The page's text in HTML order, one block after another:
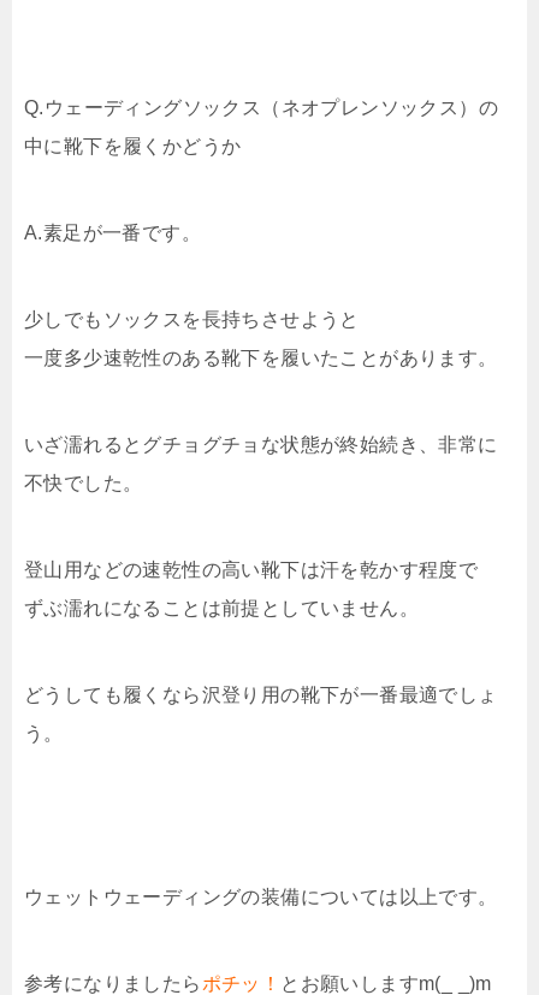
Q.ウェーディングソックス（ネオプレンソックス）の
中に靴下を履くかどうか
A.素足が一番です。
少しでもソックスを長持ちさせようと
一度多少速乾性のある靴下を履いたことがあります。
いざ濡れるとグチョグチョな状態が終始続き、非常に
不快でした。
登山用などの速乾性の高い靴下は汗を乾かす程度で
ずぶ濡れになることは前提としていません。
どうしても履くなら沢登り用の靴下が一番最適でしょ
う。
ウェットウェーディングの装備については以上です。
参考になりましたら ポチッ！ とお願いしますm(_ _)m